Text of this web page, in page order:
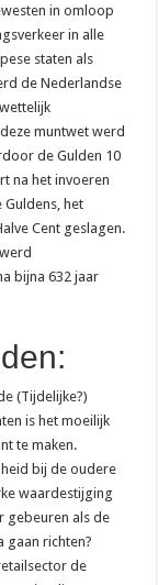
in omloop
in alle
staten als
de Nederlandse
muntwet werd
de Gulden 10
na het invoeren
Guldens, het
Cent geslagen.
bijna 632 jaar
(Tijdelijke?)
is het moeilijk
te maken.
bij de oudere
waardestijging
gebeuren als de
gaan richten?
de